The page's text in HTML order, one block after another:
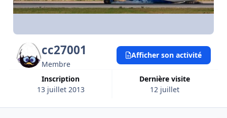
cc27001
Membre
Inscription
13 juillet 2013
Dernière visite
12 juillet
Afficher son activité